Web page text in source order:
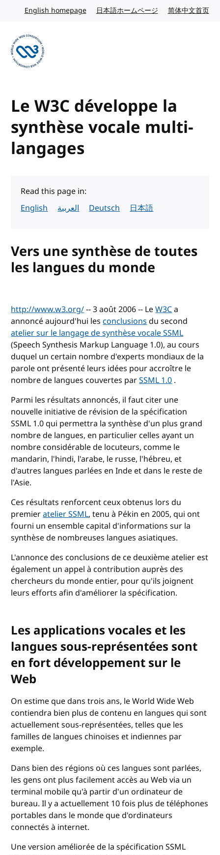
Skip to content
English homepageEnglish website
日本語ホームページ Japanese website
简体中文首页
Le W3C développe la
synthèse vocale multi-
langages
Read this page in:
English
العربية Deutsch 日本語
Vers une synthèse de toutes
les langues du monde
http://www.w3.org/-- 3 août 2006 -- LeW3Ca
annoncé aujourd'hui lesconclusionsdu second
atelier sur le langage de synthèse vocale SSML
(Speech Synthesis Markup Language 1.0), au cours
duquel un certain nombre d'experts mondiaux de la
parole ont présenté leurs idées pour accroître le
nombre de langues couvertes parSSML 1.0.
Parmi les résultats annoncés, il faut citer une
nouvelle initiative de révision de la spécification
SSML 1.0 qui permettra la synthèse d'un plus grand
nombre de langues, en particulier celles ayant un
nombre considérable de locuteurs, comme le
mandarin, l'hindi, l'arabe, le russe, l'hébreu, et
d'autres langues parlées en Inde et dans le reste de
l'Asie.
Ces résultats renforcent ceux obtenus lors du
premieratelier SSML, tenu à Pékin en 2005, qui ont
fourni un ensemble capital d'informations sur la
synthèse de nombreuses langues asiatiques.
L'annonce des conclusions de ce deuxième atelier est
également un appel à contribution auprès des
chercheurs du monde entier, pour qu'ils joignent
leurs efforts afin d'améliorer la spécification.
Les applications vocales et les
langues sous-représentées sont
en fort développement sur le
Web
On estime que dans trois ans, le World Wide Web
contiendra bien plus de contenu en langues qui sont
actuellement sous-représentées, telles que les
familles de langues chinoises et indiennes par
exemple.
Dans bien des régions où ces langues sont parlées,
les gens ont plus facilement accès au Web via un
terminal mobile qu'à partir d'un ordinateur de
bureau. Il y a actuellement 10 fois plus de téléphones
portables dans le monde que d'ordinateurs
connectés à internet.
Une version améliorée de la spécification SSML